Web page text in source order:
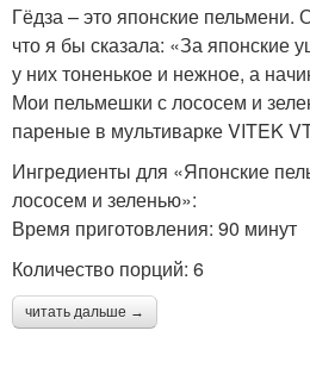
Гёдза – это японские пельмени.
что я бы сказала: «За японские
у них тоненькое и нежное, а
Мои пельмешки с лососем и
пареные в мультиварке VITEK
Ингредиенты для «Японские
лососем и зеленью»:
Время приготовления: 90 минут
Количество порций: 6
читать дальше →